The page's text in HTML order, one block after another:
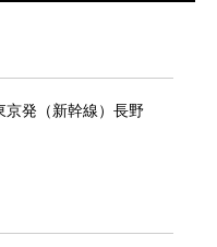
京発（新幹線）長野